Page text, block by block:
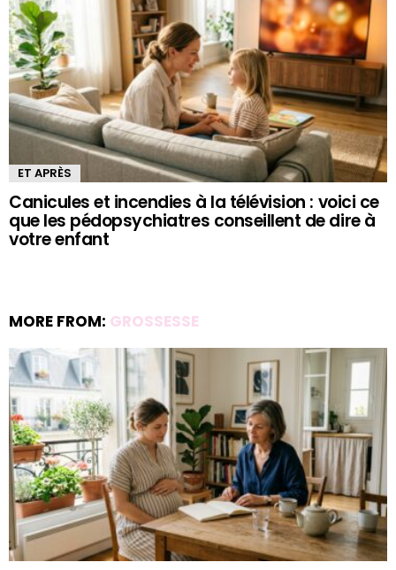
ET APRÈS
Canicules et incendies à la télévision : voici ce
que les pédopsychiatres conseillent de dire à
votre enfant
MORE FROM: GROSSESSE